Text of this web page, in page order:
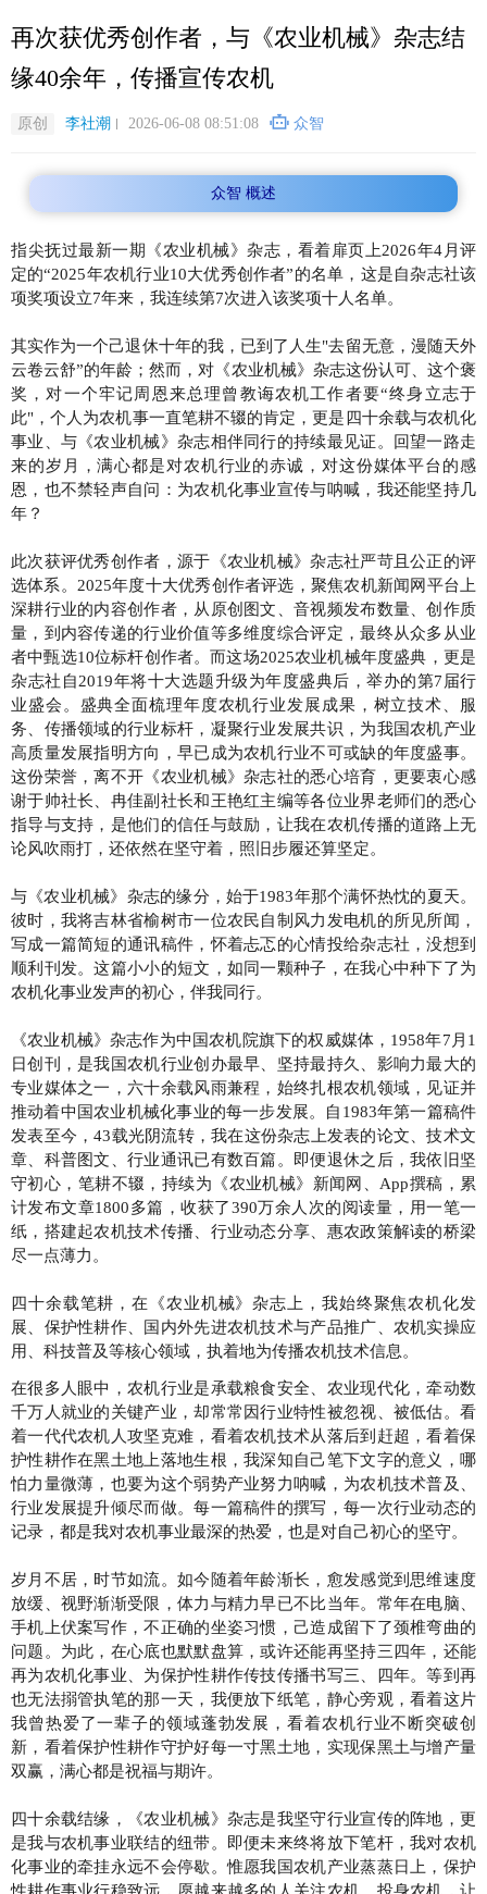
转
主
内
再次获优秀创作者，与《农业机械》杂志结
缘40余年，传播宣传农机
原创 李社潮 2026-06-08 08:51:08 众智
众智 概述
指尖抚过最新一期《农业机械》杂志，看着扉页上2026年4月评
定的“2025年农机行业10大优秀创作者”的名单，这是自杂志社该
项奖项设立7年来，我连续第7次进入该奖项十人名单。
其实作为一个己退休十年的我，已到了人生"去留无意，漫随天外
云卷云舒”的年龄；然而，对《农业机械》杂志这份认可、这个褒
奖，对一个牢记周恩来总理曾教诲农机工作者要“终身立志于
此"，个人为农机事一直笔耕不辍的肯定，更是四十余载与农机化
事业、与《农业机械》杂志相伴同行的持续最见证。回望一路走
来的岁月，满心都是对农机行业的赤诚，对这份媒体平台的感
恩，也不禁轻声自问：为农机化事业宣传与呐喊，我还能坚持几
年？
此次获评优秀创作者，源于《农业机械》杂志社严苛且公正的评
选体系。2025年度十大优秀创作者评选，聚焦农机新闻网平台上
深耕行业的内容创作者，从原创图文、音视频发布数量、创作质
量，到内容传递的行业价值等多维度综合评定，最终从众多从业
者中甄选10位标杆创作者。而这场2025农业机械年度盛典，更是
杂志社自2019年将十大选题升级为年度盛典后，举办的第7届行
业盛会。盛典全面梳理年度农机行业发展成果，树立技术、服
务、传播领域的行业标杆，凝聚行业发展共识，为我国农机产业
高质量发展指明方向，早已成为农机行业不可或缺的年度盛事。
这份荣誉，离不开《农业机械》杂志社的悉心培育，更要衷心感
谢于帅社长、冉佳副社长和王艳红主编等各位业界老师们的悉心
指导与支持，是他们的信任与鼓励，让我在农机传播的道路上无
论风吹雨打，还依然在坚守着，照旧步履还算坚定。
与《农业机械》杂志的缘分，始于1983年那个满怀热忱的夏天。
彼时，我将吉林省榆树市一位农民自制风力发电机的所见所闻，
写成一篇简短的通讯稿件，怀着忐忑的心情投给杂志社，没想到
顺利刊发。这篇小小的短文，如同一颗种子，在我心中种下了为
农机化事业发声的初心，伴我同行。
《农业机械》杂志作为中国农机院旗下的权威媒体，1958年7月1
日创刊，是我国农机行业创办最早、坚持最持久、影响力最大的
专业媒体之一，六十余载风雨兼程，始终扎根农机领域，见证并
推动着中国农业机械化事业的每一步发展。自1983年第一篇稿件
发表至今，43载光阴流转，我在这份杂志上发表的论文、技术文
章、科普图文、行业通讯已有数百篇。即便退休之后，我依旧坚
守初心，笔耕不辍，持续为《农业机械》新闻网、App撰稿，累
计发布文章1800多篇，收获了390万余人次的阅读量，用一笔一
纸，搭建起农机技术传播、行业动态分享、惠农政策解读的桥梁
尽一点薄力。
四十余载笔耕，在《农业机械》杂志上，我始终聚焦农机化发
展、保护性耕作、国内外先进农机技术与产品推广、农机实操应
用、科技普及等核心领域，执着地为传播农机技术信息。
在很多人眼中，农机行业是承载粮食安全、农业现代化，牵动数
千万人就业的关键产业，却常常因行业特性被忽视、被低估。看
着一代代农机人攻坚克难，看着农机技术从落后到赶超，看着保
护性耕作在黑土地上落地生根，我深知自己笔下文字的意义，哪
怕力量微薄，也要为这个弱势产业努力呐喊，为农机技术普及、
行业发展提升倾尽而做。每一篇稿件的撰写，每一次行业动态的
记录，都是我对农机事业最深的热爱，也是对自己初心的坚守。
岁月不居，时节如流。如今随着年龄渐长，愈发感觉到思维速度
放缓、视野渐渐受限，体力与精力早已不比当年。常年在电脑、
手机上伏案写作，不正确的坐姿习惯，己造成留下了颈椎弯曲的
问题。为此，在心底也默默盘算，或许还能再坚持三四年，还能
再为农机化事业、为保护性耕作传技传播书写三、四年。等到再
也无法搦管执笔的那一天，我便放下纸笔，静心旁观，看着这片
我曾热爱了一辈子的领域蓬勃发展，看着农机行业不断突破创
新，看着保护性耕作守护好每一寸黑土地，实现保黑土与增产量
双赢，满心都是祝福与期许。
四十余载结缘，《农业机械》杂志是我坚守行业宣传的阵地，更
是我与农机事业联结的纽带。即便未来终将放下笔杆，我对农机
化事业的牵挂永远不会停歇。惟愿我国农机产业蒸蒸日上，保护